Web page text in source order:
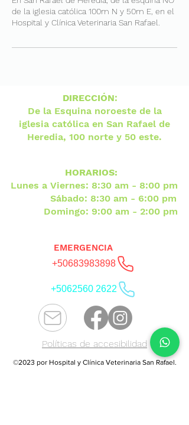
de la iglesia católica 100m N y 50m E, en el
Hospital y Clínica Veterinaria San Rafael.
DIRECCIÓN:
De la Esquina noroeste de la
iglesia católica en San Rafael de
Heredia, 100 norte y 50 este.
HORARIOS:
Lunes a Viernes: 8:30 am - 8:00 pm
Sábado: 8:30 am - 6:00 pm
Domingo: 9:00 am - 2:00 pm
EMERGENCIA
+50683983898
+5062560 2622
Políticas de accesibilidad
©2023 por Hospital y Clínica Veterinaria San Rafael.